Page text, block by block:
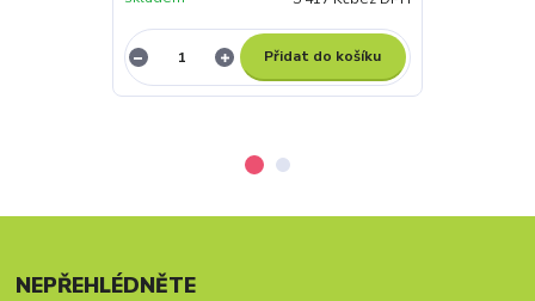
Přidat do košíku
NEPŘEHLÉDNĚTE